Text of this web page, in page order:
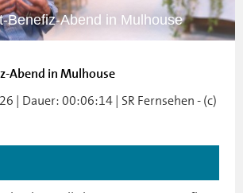
Benefiz-Abend in Mulhouse
Abend in Mulhouse
| Dauer: 00:06:14 | SR Fernsehen - (c)